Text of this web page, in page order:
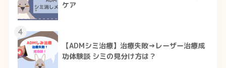
ケア
4
【ADMシミ治療】治療失敗→レーザー治療成
功体験談 シミの見分け方は？